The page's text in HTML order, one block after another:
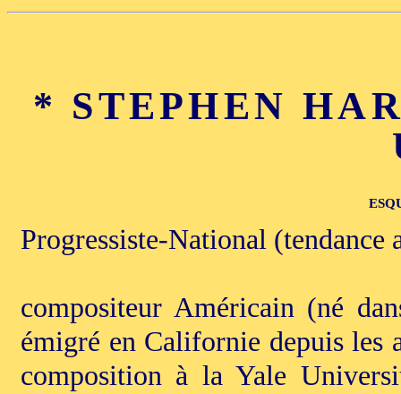
* STEPHEN
Progressiste-National (tendance
compositeur Américain (né
émigré en Californie depuis les
composition à la Yale